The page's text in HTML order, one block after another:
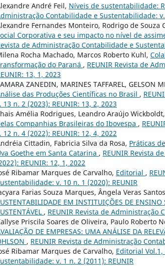
André Feil, Níveis de sustentabilidade:
Contabilidade e Sustentabilidade: v.
Fernandes Monteiro, Rodrigo de Souza
Corporativa e seu impacto no nível de
de Administração Contabilidade e
Rocha Machado, Marcos Roberto Kuhl,
do Paraná , REUNIR Revista de
13, 1, 2023
ZANEDIN, MARINES TAFFAREL, GELSON
das Produções Científicas no Brasil ,
13 n. 2 (2023): REUNIR: 13, 2, 2023
Amélia Rodrigues, Leandro Araújo
Companhias Brasileiras do Ibovespa ,
12 n. 4 (2022): REUNIR: 12, 4, 2022
Cittadin, Fabricia Silva da Rosa, Práticas
Goethe em Santa Catarina , REUNIR Revista
REUNIR: 12, 1, 2022
Ribamar Marques de Carvalho, Editorial ,
v. 10 n. 1 (2020): REUNIR
Farias Souza Marques, Ângela Veras
EM INSTITUIÇÕES DE
, REUNIR Revista de Administração
Priscila Soares de Oliveira, Paulo Roberto
DE EMPRESAS: UMA ANÁLISE DA
, REUNIR Revista de Administração
Ribamar Marques de Carvalho, Editorial Vol.1,
v. 1 n. 2 (2011): REUNIR